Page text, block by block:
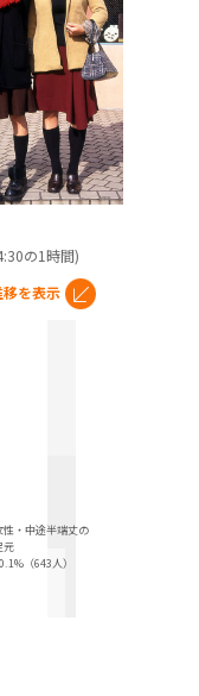
の1時間)
を表示
性・中途半端丈の
元
（643人）